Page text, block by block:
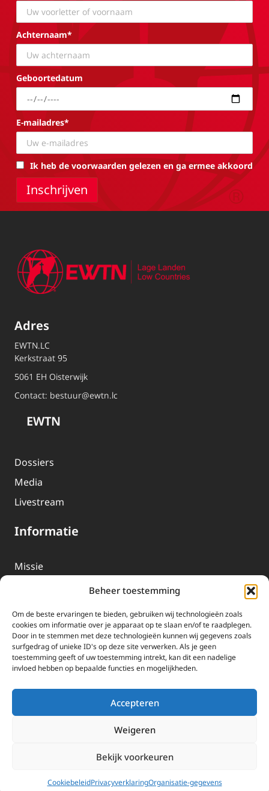
Beheer toestemming
Om de beste ervaringen te bieden, gebruiken wij technologieën zoals
cookies om informatie over je apparaat op te slaan en/of te raadplegen.
Door in te stemmen met deze technologieën kunnen wij gegevens zoals
surfgedrag of unieke ID's op deze site verwerken. Als je geen
toestemming geeft of uw toestemming intrekt, kan dit een nadelige
invloed hebben op bepaalde functies en mogelijkheden.
Accepteren
Weigeren
Bekijk voorkeuren
CookiebeleidPrivacyverklaringOrganisatie-gegevens
Achternaam*
Geboortedatum
E-mailadres*
Ik heb de voorwaarden gelezen en ga ermee akkoord
Adres
EWTN.LC
Kerkstraat 95
5061 EH Oisterwijk
Contact: bestuur@ewtn.lc
EWTN
Dossiers
Media
Livestream
Informatie
Missie
EWTN-Team
Organisatiegegevens
Doneren
EWTN wordt uitsluitend gefinancierd door uw donaties.
Wij ontvangen bewust geen advertentie-inkomsten of
Landen |Cookies|Privacyverklaring